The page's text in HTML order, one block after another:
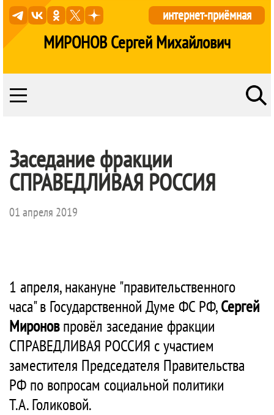
МИРОНОВ Сергей Михайлович
интернет-приёмная
Заседание фракции
СПРАВЕДЛИВАЯ РОССИЯ
01 апреля 2019
1 апреля, накануне "правительственного
часа" в Государственной Думе ФС РФ,Сергей
Мироновпровёл заседание фракции
СПРАВЕДЛИВАЯ РОССИЯ с участием
заместителя Председателя Правительства
РФ по вопросам социальной политики
Т.А. Голиковой.